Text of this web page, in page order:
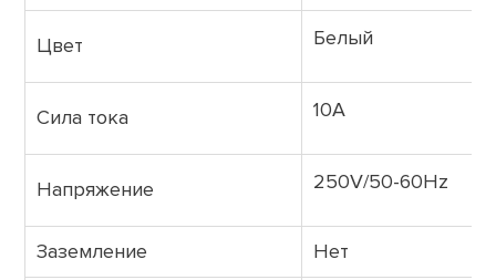
Цвет Белый
Сила тока 10A
Напряжение 250V/50-60Hz
Заземление Нет